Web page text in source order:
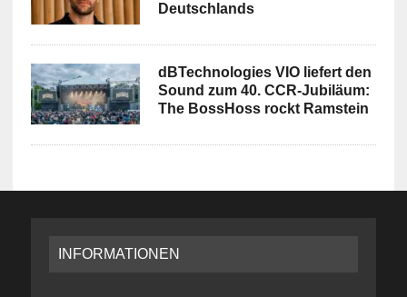
Deutschlands
dBTechnologies VIO liefert den
Sound zum 40. CCR-Jubiläum:
The BossHoss rockt Ramstein
INFORMATIONEN